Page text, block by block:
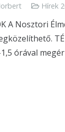
Hírek
A Nosztori
órával